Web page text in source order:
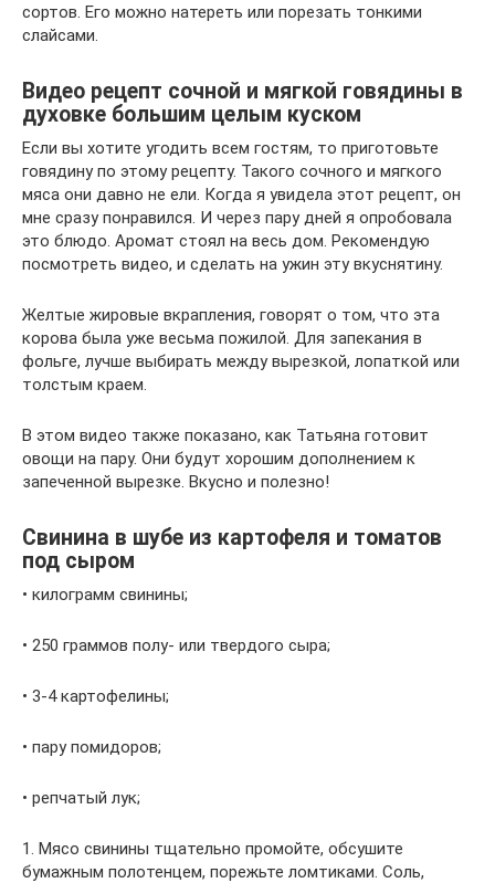
сортов. Его можно натереть или порезать тонкими
слайсами.
Видео рецепт сочной и мягкой говядины в
духовке большим целым куском
Если вы хотите угодить всем гостям, то приготовьте
говядину по этому рецепту. Такого сочного и мягкого
мяса они давно не ели. Когда я увидела этот рецепт, он
мне сразу понравился. И через пару дней я опробовала
это блюдо. Аромат стоял на весь дом. Рекомендую
посмотреть видео, и сделать на ужин эту вкуснятину.
Желтые жировые вкрапления, говорят о том, что эта
корова была уже весьма пожилой. Для запекания в
фольге, лучше выбирать между вырезкой, лопаткой или
толстым краем.
В этом видео также показано, как Татьяна готовит
овощи на пару. Они будут хорошим дополнением к
запеченной вырезке. Вкусно и полезно!
Свинина в шубе из картофеля и томатов
под сыром
• килограмм свинины;
• 250 граммов полу- или твердого сыра;
• 3-4 картофелины;
• пару помидоров;
• репчатый лук;
1. Мясо свинины тщательно промойте, обсушите
бумажным полотенцем, порежьте ломтиками. Соль,